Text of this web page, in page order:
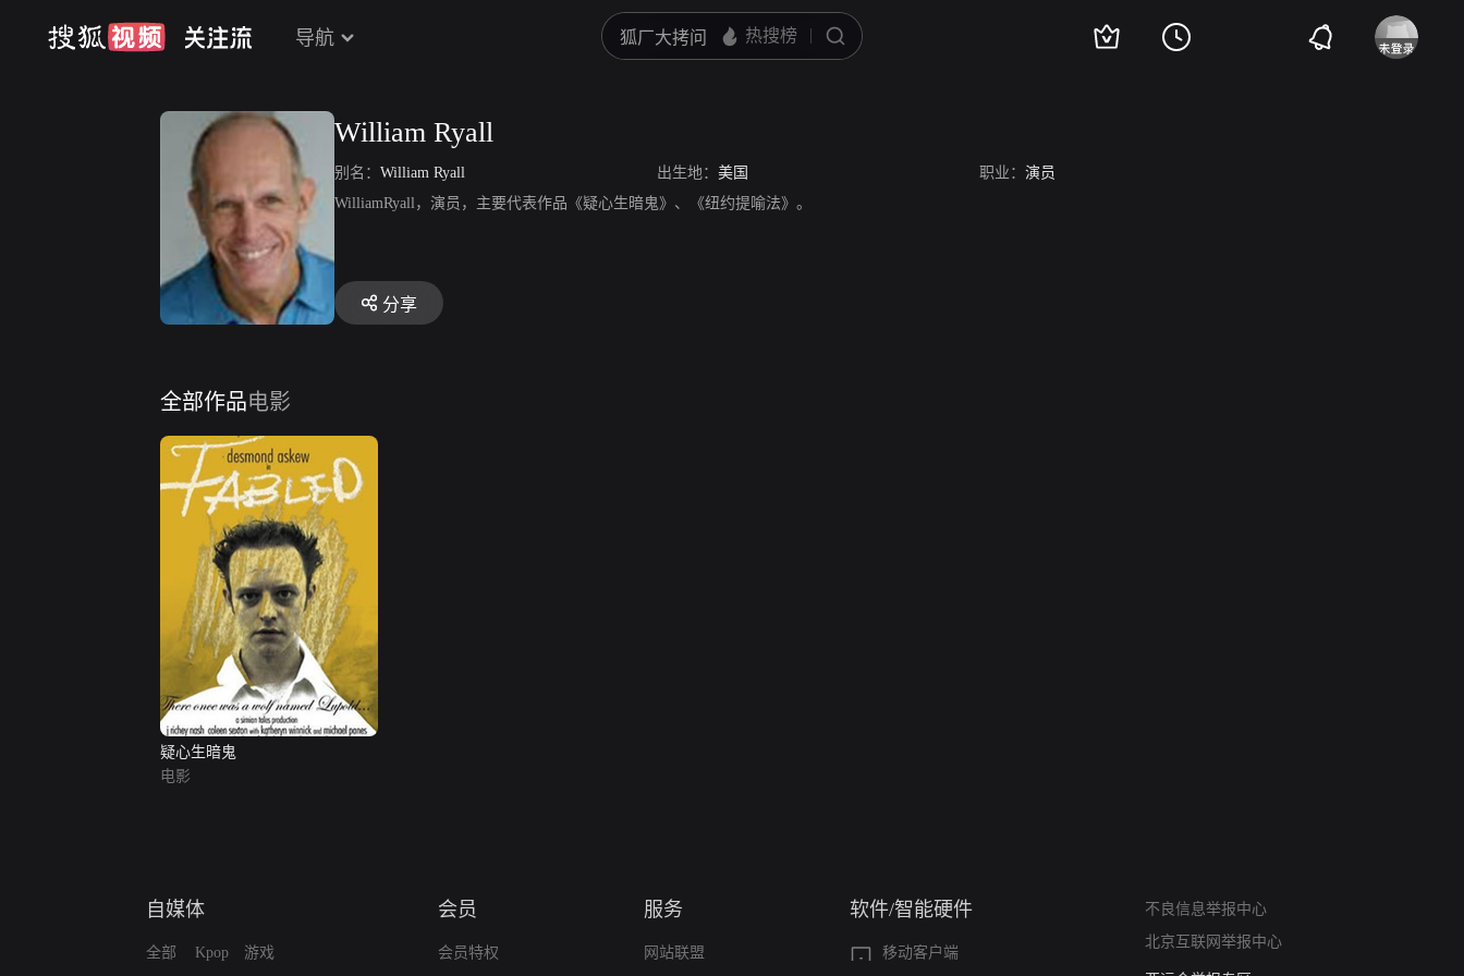
导航
William Ryall
别名： William Ryall 出生地： 美国 职业： 演员
WilliamRyall，演员，主要代表作品《疑心生暗鬼》、《纽约提喻法》。
分享
全部作品电影
疑心生暗鬼
电影
自媒体
全部 Kpop 游戏
会员
会员特权
服务
网站联盟
软件/智能硬件
移动客户端
不良信息举报中心
北京互联网举报中心
算法推荐专项举报